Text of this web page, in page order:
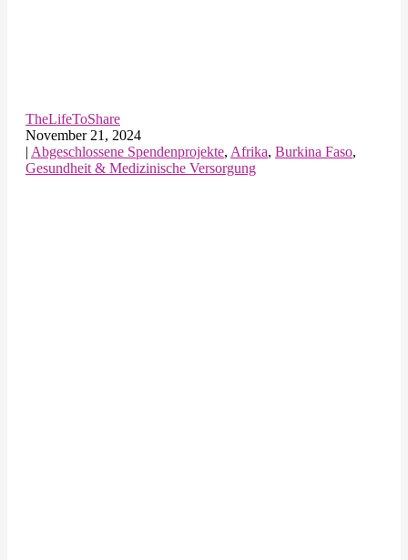
TheLifeToShare
November 21, 2024
| Abgeschlossene Spendenprojekte, Afrika, Burkina Faso,
Gesundheit & Medizinische Versorgung